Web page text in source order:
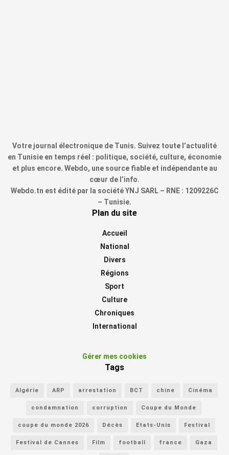
Votre journal électronique de Tunis. Suivez toute l’actualité
en Tunisie en temps réel : politique, société, culture, économie
et plus encore. Webdo, une source fiable et indépendante au
cœur de l’info.
Webdo.tn est édité par la société YNJ SARL – RNE : 1209226C
– Tunisie.
Plan du site
Accueil
National
Divers
Régions
Sport
Culture
Chroniques
International
Gérer mes cookies
Tags
Algérie ARP arrestation BCT chine Cinéma
condamnation corruption Coupe du Monde
coupe du monde 2026 Décès Etats-Unis Festival
Festival de Cannes Film football france Gaza